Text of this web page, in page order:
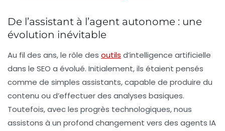
De l’assistant à l’agent autonome : une
évolution inévitable
Au fil des ans, le rôle des outils d’intelligence artificielle
dans le SEO a évolué. Initialement, ils étaient pensés
comme de simples assistants, capable de produire du
contenu ou d’effectuer des analyses basiques.
Toutefois, avec les progrès technologiques, nous
assistons à un profond changement vers des agents IA